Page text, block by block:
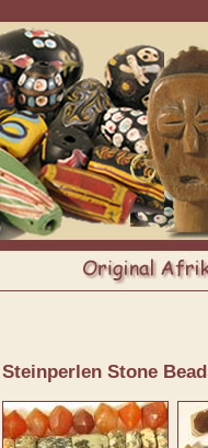
Steinperlen Stone